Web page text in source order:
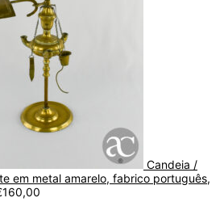
Candeia /
em metal amarelo, fabrico português,
160,00